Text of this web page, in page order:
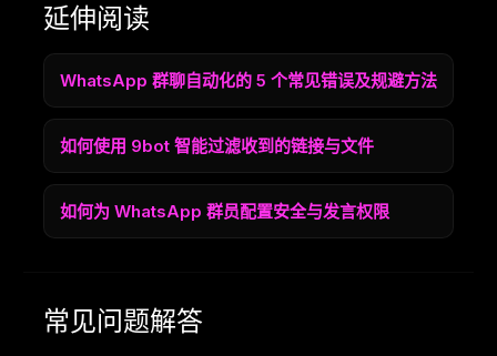
延伸阅读
WhatsApp 群聊自动化的 5 个常见错误及规避方法
如何使用 9bot 智能过滤收到的链接与文件
如何为 WhatsApp 群员配置安全与发言权限
常见问题解答